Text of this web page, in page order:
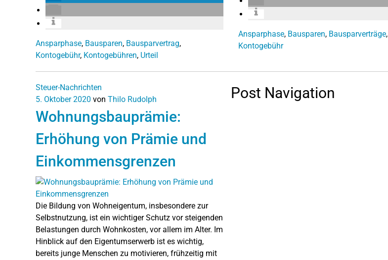
Ansparphase, Bausparen, Bausparvertrag,
Kontogebühr, Kontogebühren, Urteil
Ansparphase, Bausparen, Bausparverträge,
Kontogebühr
Steuer-Nachrichten
5. Oktober 2020 von Thilo Rudolph
Wohnungsbauprämie:
Erhöhung von Prämie und
Einkommensgrenzen
Die Bildung von Wohneigentum, insbesondere zur
Selbstnutzung, ist ein wichtiger Schutz vor steigenden
Belastungen durch Wohnkosten, vor allem im Alter. Im
Hinblick auf den Eigentumserwerb ist es wichtig,
bereits junge Menschen zu motivieren, frühzeitig mit
Post Navigation